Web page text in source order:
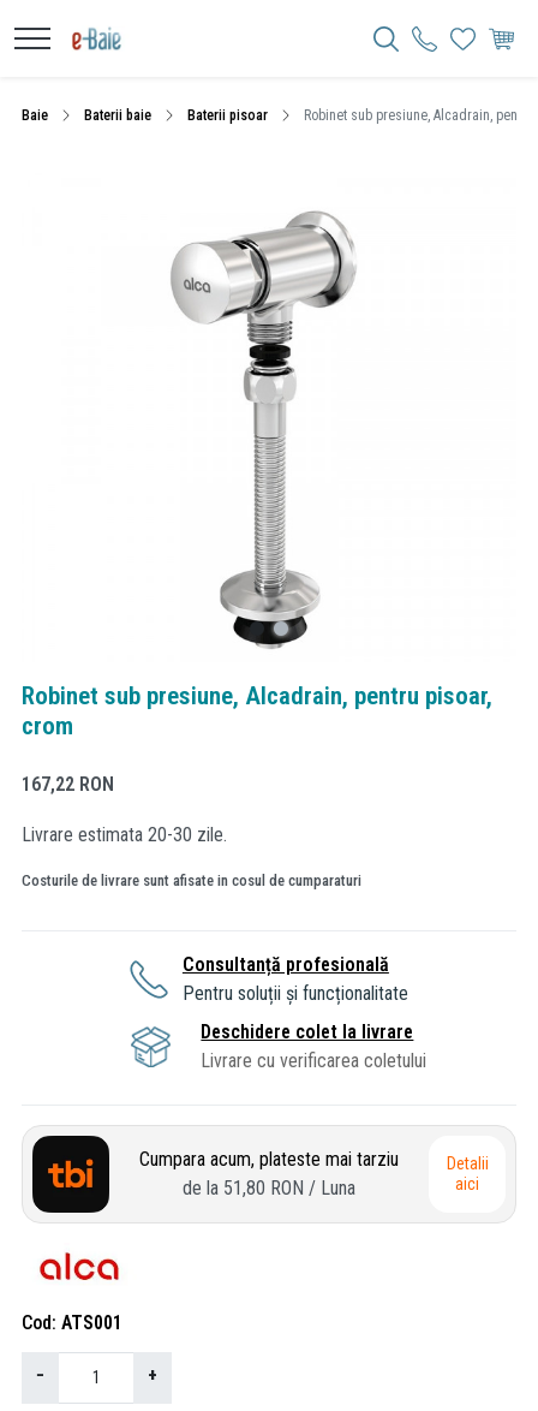
Baie Baterii baie Baterii pisoar Robinet sub presiune, Alcadrain, pentru
Robinet sub presiune, Alcadrain, pentru pisoar,
crom
167,22 RON
Livrare estimata 20-30 zile.
Costurile de livrare sunt afisate in cosul de cumparaturi
Consultanță profesională
Pentru soluții și funcționalitate
Deschidere colet la livrare
Livrare cu verificarea coletului
Cumpara acum, plateste mai tarziu
de la 51,80 RON / Luna
Detalii
aici
Cod ATS001
− +